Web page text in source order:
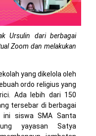
Ursulin dari berbagai
Zoom dan melakukan
yang dikelola oleh
ordo religius yang
Ada lebih dari 150
tersebar di berbagai
ini siswa SMA Santa
yayasan Satya